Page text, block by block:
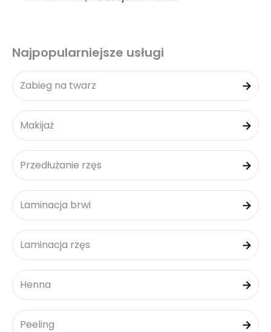
Najpopularniejsze usługi
Zabieg na twarz
Makijaż
Przedłużanie rzęs
Laminacja brwi
Laminacja rzęs
Henna
Peeling